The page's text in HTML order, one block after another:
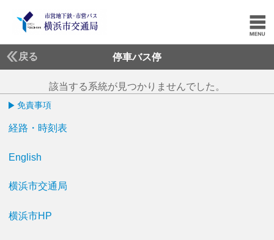
戻る 停車バス停
該当する系統が見つかりませんでした。
免責事項
経路・時刻表
English
横浜市交通局
横浜市HP